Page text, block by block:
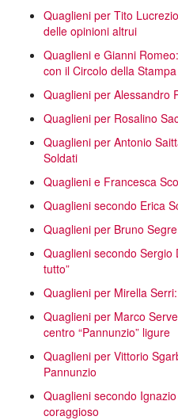
Quaglieni per Tito
delle opinioni altrui
Quaglieni e Gianni
con il Circolo della Stampa
Quaglieni per Alessandro
Quaglieni per Rosalino
Quaglieni per Antonio
Soldati
Quaglieni e Francesca
Quaglieni secondo Erica
Quaglieni per Bruno
Quaglieni secondo Sergio
tutto”
Quaglieni per Mirella
Quaglieni per Marco
centro “Pannunzio” ligure
Quaglieni per Vittorio
Pannunzio
Quaglieni secondo
coraggioso